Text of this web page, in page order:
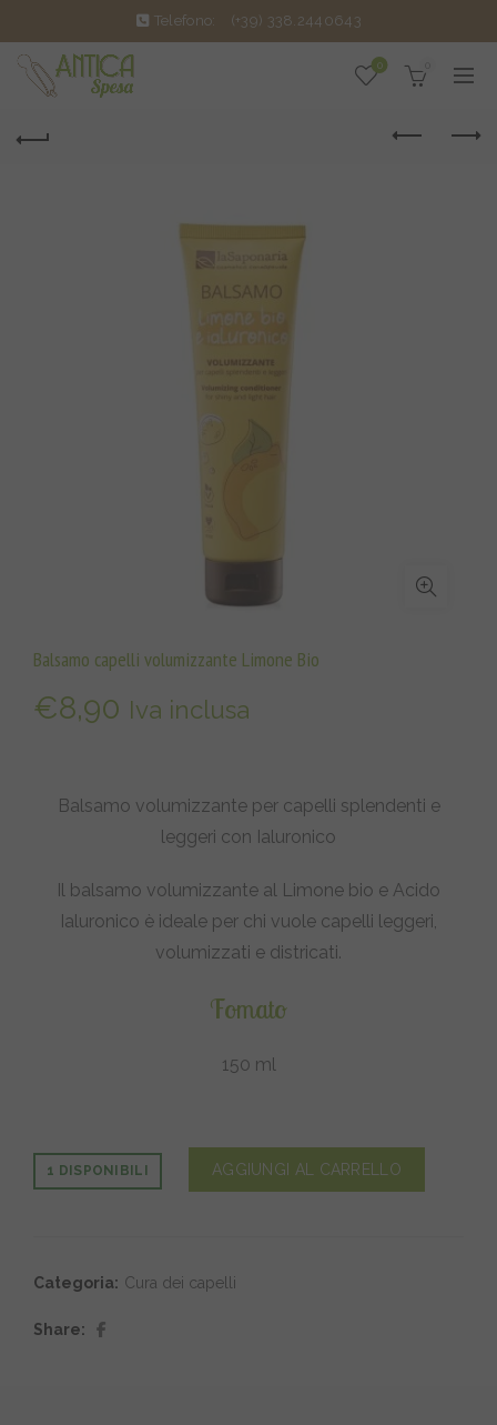
Telefono: (+39) 338.2440643
0
Balsamo capelli volumizzante Limone Bio
€8,90 Iva inclusa
Balsamo volumizzante per capelli splendenti e
leggeri con Ialuronico
Il balsamo volumizzante al Limone bio e Acido
Ialuronico è ideale per chi vuole capelli leggeri,
volumizzati e districati.
Fomato
150 ml
1 DISPONIBILI AGGIUNGI AL CARRELLO
Categoria: Cura dei capelli
Share